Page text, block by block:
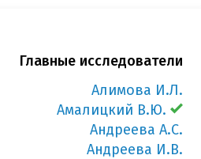
Главные исследователи
Алимова И.Л.
Амалицкий В.Ю.
Андреева А.С.
Андреева И.В.